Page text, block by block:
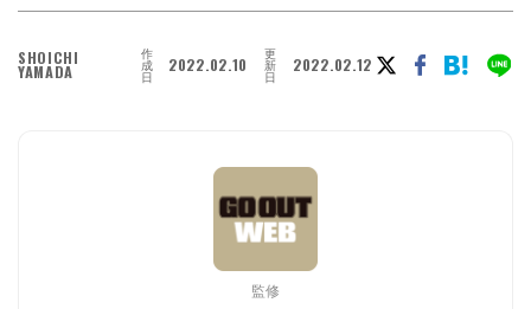
SHOICHI
YAMADA
作
成
日
2022.02.10 更
新
日
2022.02.12
監修